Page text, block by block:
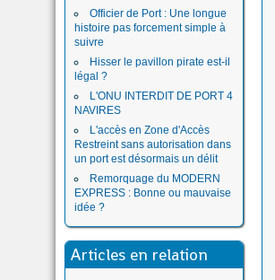
Officier de Port : Une longue
histoire pas forcement simple à
suivre
Hisser le pavillon pirate est-il
légal ?
L'ONU INTERDIT DE PORT 4
NAVIRES
L'accès en Zone d'Accès
Restreint sans autorisation dans
un port est désormais un délit
Remorquage du MODERN
EXPRESS : Bonne ou mauvaise
idée ?
Articles en relation